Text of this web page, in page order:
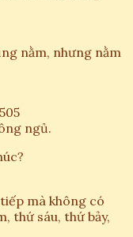
nằm, nhưng nằm
ngủ.
mà không có
thứ sáu, thứ bảy,